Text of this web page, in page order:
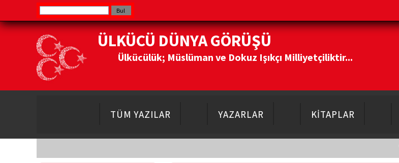
ÜLKÜCÜ DÜNYA GÖRÜŞÜ
Ülkücülük; Müslüman ve Dokuz Işıkçı Milliyetçiliktir...
TÜM YAZILAR YAZARLAR KİTAPLAR